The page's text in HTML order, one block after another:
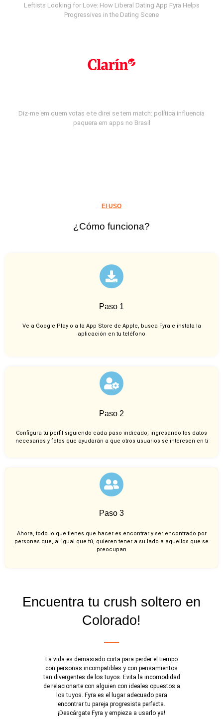
Leftists Looking for Love: How Liberal Dating App Fyra Helps
Progressives in the Dating Scene
Diz-me em quem votas e te direi se tem match: política influencia
paquera em apps no Brasil
El USO
¿Cómo funciona?
Paso 1
Ve a Google Play o a la App Store de Apple, busca Fyra e instala la
aplicación en tu teléfono
Paso 2
Configura tu perfil siguiendo cada paso indicado, ingresando los datos
necesarios y fotos que ayudarán a que otros usuarios se interesen en ti
Paso 3
Ahora, todo lo que tienes que hacer es encontrar y ser encontrado por
personas que, al igual que tú, quieren tener a su lado a aquellos que se
preocupan
Encuentra tu crush soltero en
Colorado!
La vida es demasiado corta para perder el tiempo
con personas incompatibles y con pensamientos
tan divergentes de los tuyos. Evita la incomodidad
de relacionarte con alguien con ideales opuestos a
los tuyos. Fyra es el lugar adecuado para
encontrar tu pareja progresista perfecta.
¡Descárgate Fyra y empieza a usarlo ya!